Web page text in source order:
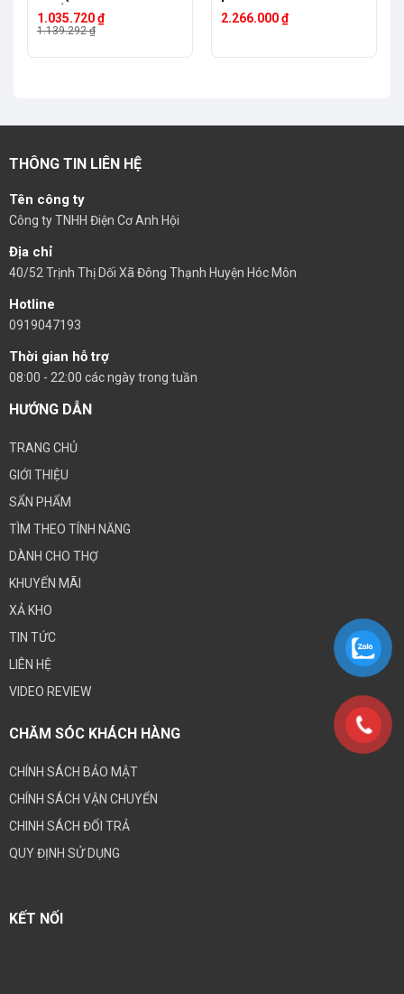
1.139.292₫
Giá
gốc
1.035.720₫
Giá
hiện
06019G80K0
2.266.000₫
THÔNG TIN LIÊN HỆ
Tên công ty
Công ty TNHH Điện Cơ Anh Hội
Địa chỉ
40/52 Trịnh Thị Dối Xã Đông Thạnh Huyện Hóc Môn
Hotline
0919047193
Thời gian hỗ trợ
08:00 - 22:00 các ngày trong tuần
HƯỚNG DẪN
TRANG CHỦ
GIỚI THIỆU
SẨN PHẨM
TÌM THEO TÍNH NĂNG
DÀNH CHO THỢ
KHUYẾN MÃI
XẢ KHO
TIN TỨC
LIÊN HỆ
VIDEO REVIEW
CHĂM SÓC KHÁCH HÀNG
CHÍNH SÁCH BẢO MẬT
CHÍNH SÁCH VẬN CHUYỂN
CHINH SÁCH ĐỔI TRẢ
QUY ĐỊNH SỬ DỤNG
KẾT NỐI